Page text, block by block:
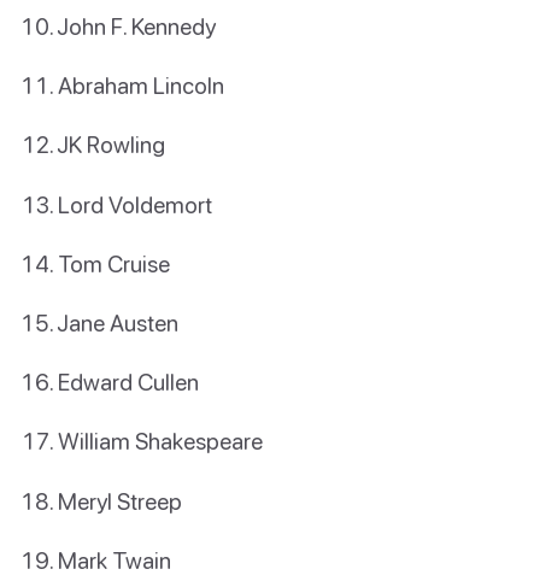
John F. Kennedy
Abraham Lincoln
JK Rowling
Lord Voldemort
Tom Cruise
Jane Austen
Edward Cullen
William Shakespeare
Meryl Streep
Mark Twain